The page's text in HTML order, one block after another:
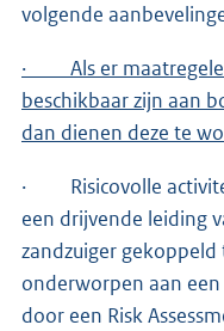
volgende
· Als er
beschikbaar zijn aan
dan dienen deze te
· Risicovolle
een drijvende leiding
zandzuiger
onderworpen aan een
door een Risk